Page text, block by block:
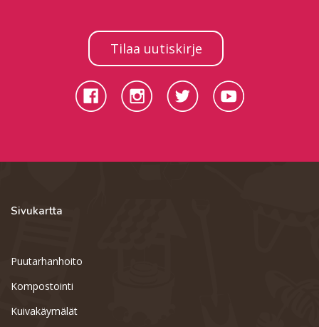
Tilaa uutiskirje
Sivukartta
Puutarhanhoito
Kompostointi
Kuivakäymälät